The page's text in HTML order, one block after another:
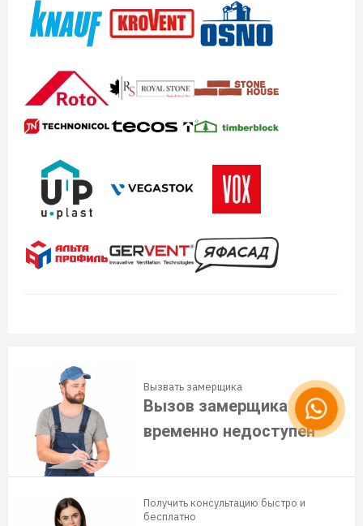
Вызвать замерщика
Вызов замерщика
временно недоступен
Получить консультацию быстро и
бесплатно